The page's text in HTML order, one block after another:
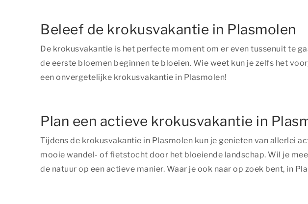
Beleef de krokusvakantie in Plasmolen
De krokusvakantie is het perfecte moment om er even tussenuit te
de eerste bloemen beginnen te bloeien. Wie weet kun je zelfs het
een onvergetelijke krokusvakantie in Plasmolen!
Plan een actieve krokusvakantie in
Tijdens de krokusvakantie in Plasmolen kun je genieten van allerlei
mooie wandel- of fietstocht door het bloeiende landschap. Wil je
de natuur op een actieve manier. Waar je ook naar op zoek bent, in